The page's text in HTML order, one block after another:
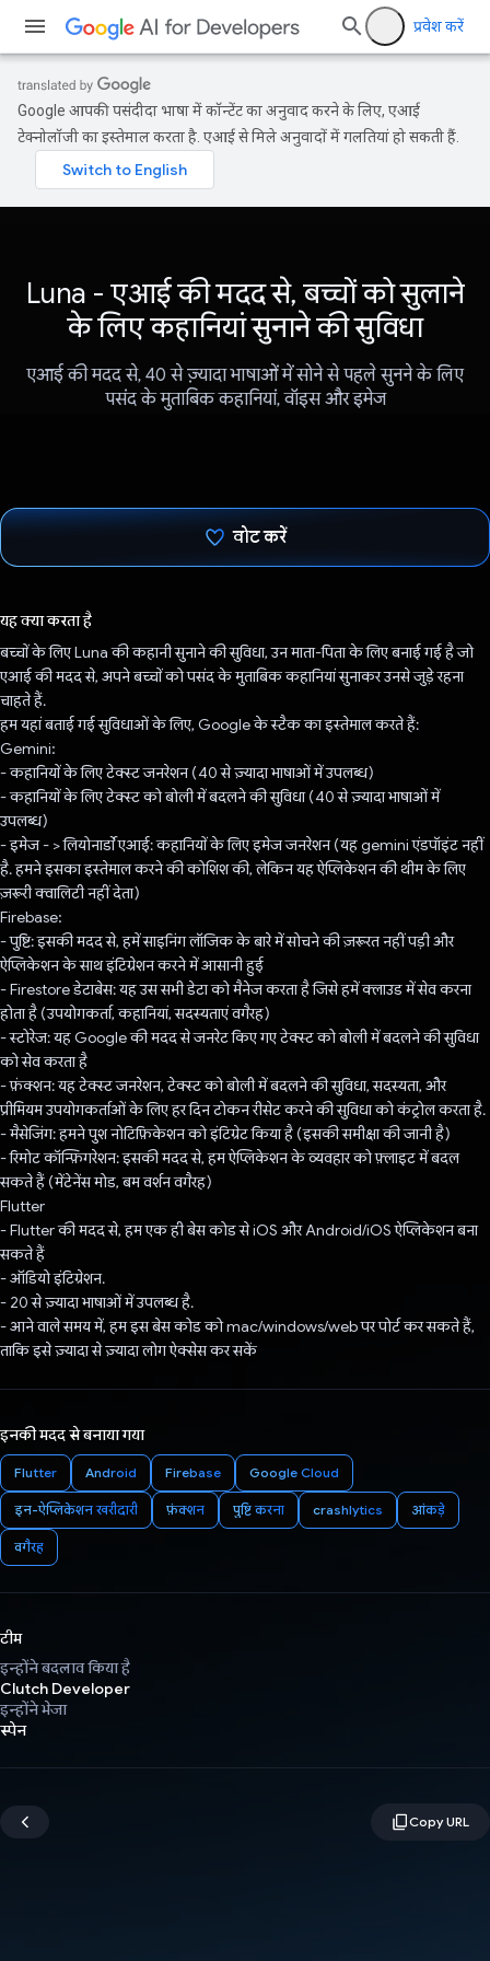
प्रवेश करें
Google आपकी पसंदीदा भाषा में कॉन्टेंट का अनुवाद करने के लिए, एआई
टेक्नोलॉजी का इस्तेमाल करता है. एआई से मिले अनुवादों में गलतियां हो सकती हैं.
Luna - एआई की मदद से, बच्चों को सुलाने
के लिए कहानियां सुनाने की सुविधा
एआई की मदद से, 40 से ज़्यादा भाषाओं में सोने से पहले सुनने के लिए
पसंद के मुताबिक कहानियां, वॉइस और इमेज
वोट करें
यह क्या करता है
बच्चों के लिए Luna की कहानी सुनाने की सुविधा, उन माता-पिता के लिए बनाई गई है जो
एआई की मदद से, अपने बच्चों को पसंद के मुताबिक कहानियां सुनाकर उनसे जुड़े रहना
चाहते हैं.
हम यहां बताई गई सुविधाओं के लिए, Google के स्टैक का इस्तेमाल करते हैं:
Gemini:
- कहानियों के लिए टेक्स्ट जनरेशन (40 से ज़्यादा भाषाओं में उपलब्ध)
- कहानियों के लिए टेक्स्ट को बोली में बदलने की सुविधा (40 से ज़्यादा भाषाओं में
उपलब्ध)
- इमेज - > लियोनार्डो एआई: कहानियों के लिए इमेज जनरेशन (यह gemini एंडपॉइंट नहीं
है. हमने इसका इस्तेमाल करने की कोशिश की, लेकिन यह ऐप्लिकेशन की थीम के लिए
ज़रूरी क्वालिटी नहीं देता)
Firebase:
- पुष्टि: इसकी मदद से, हमें साइनिंग लॉजिक के बारे में सोचने की ज़रूरत नहीं पड़ी और
ऐप्लिकेशन के साथ इंटिग्रेशन करने में आसानी हुई
- Firestore डेटाबेस: यह उस सभी डेटा को मैनेज करता है जिसे हमें क्लाउड में सेव करना
होता है (उपयोगकर्ता, कहानियां, सदस्यताएं वगैरह)
- स्टोरेज: यह Google की मदद से जनरेट किए गए टेक्स्ट को बोली में बदलने की सुविधा
को सेव करता है
- फ़ंक्शन: यह टेक्स्ट जनरेशन, टेक्स्ट को बोली में बदलने की सुविधा, सदस्यता, और
प्रीमियम उपयोगकर्ताओं के लिए हर दिन टोकन रीसेट करने की सुविधा को कंट्रोल करता है.
- मैसेजिंग: हमने पुश नोटिफ़िकेशन को इंटिग्रेट किया है (इसकी समीक्षा की जानी है)
- रिमोट कॉन्फ़िगरेशन: इसकी मदद से, हम ऐप्लिकेशन के व्यवहार को फ़्लाइट में बदल
सकते हैं (मेंटेनेंस मोड, बम वर्शन वगैरह)
Flutter
- Flutter की मदद से, हम एक ही बेस कोड से iOS और Android/iOS ऐप्लिकेशन बना
सकते हैं
- ऑडियो इंटिग्रेशन.
- 20 से ज़्यादा भाषाओं में उपलब्ध है.
- आने वाले समय में, हम इस बेस कोड को mac/windows/web पर पोर्ट कर सकते हैं,
ताकि इसे ज़्यादा से ज़्यादा लोग ऐक्सेस कर सकें
इनकी मदद से बनाया गया
Flutter Android Firebase Google Cloud
इन-ऐप्लिकेशन खरीदारी फ़ंक्शन पुष्टि करना crashlytics आंकड़े
वगैरह
टीम
इन्होंने बदलाव किया है
Clutch Developer
इन्होंने भेजा
स्पेन